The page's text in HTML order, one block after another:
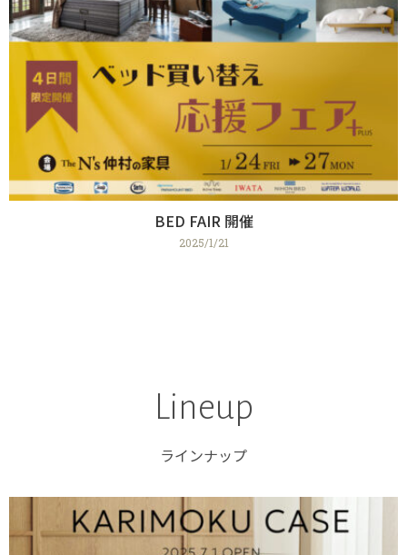
BED FAIR 開催
2025/1/21
Lineup
ラインナップ